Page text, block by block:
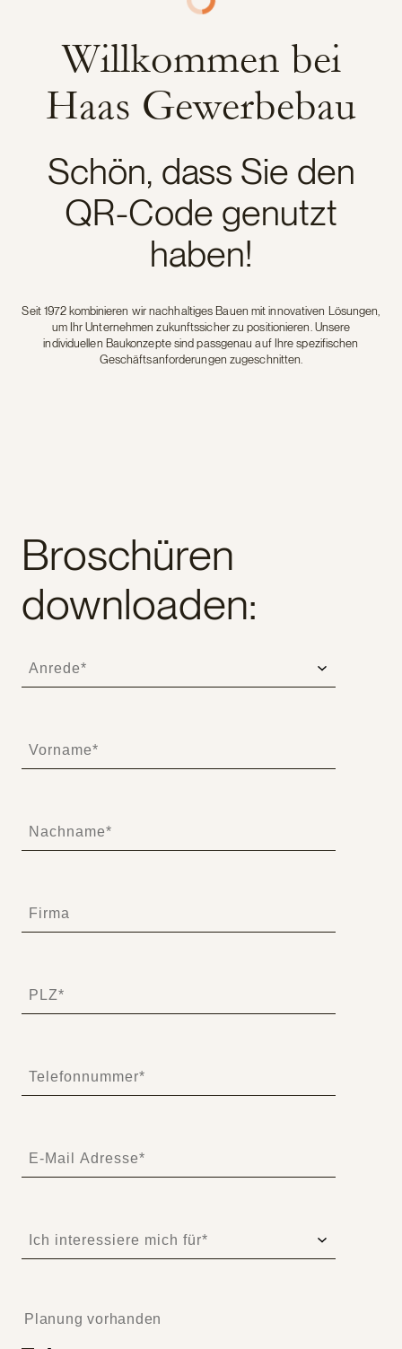
Willkommen bei
Haas Gewerbebau
Schön, dass Sie den
QR-Code genutzt
haben!
Seit 1972 kombinieren wir nachhaltiges Bauen mit innovativen Lösungen,
um Ihr Unternehmen zukunftssicher zu positionieren. Unsere
individuellen Baukonzepte sind passgenau auf Ihre spezifischen
Geschäftsanforderungen zugeschnitten.
Broschüren
downloaden: